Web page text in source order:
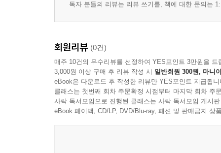
독자 분들의 리뷰는 리뷰 쓰기를, 책에 대한 문의는
회원리뷰 (0건)
매주 10건의 우수리뷰를 선정하여 YES포인트 3만원을 드
3,000원 이상 구매 후 리뷰 작성 시 일반회원 300원, 마니
eBook은 다운로드 후 작성한 리뷰만 YES포인트 지급됩니
클래스는 첫번째 회차 주문확정 시점부터 마지막 회차 주
사락 독서모임으로 진행된 클래스는 사락 독서모임 게시
eBook 페이백, CD/LP, DVD/Blu-ray, 패션 및 판매금지 상